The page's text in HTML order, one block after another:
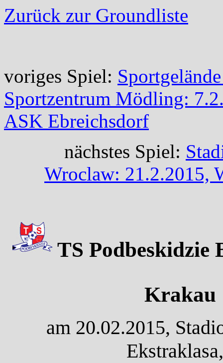
Zurück zur Groundliste
voriges Spiel:
Sportzentrum Mödling:
ASK Ebreichsdorf
nächstes Spiel:
Wroclaw: 21.2.2015,
TS Podbeskidzie
Krakau
am 20.02.2015,